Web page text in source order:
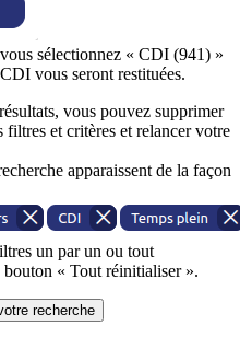
sélectionnez « CDI (941) »
vous seront restituées.
vous pouvez supprimer
filtres et critères et relancer votre
apparaissent de la façon
un par un ou tout
« Tout réinitialiser ».
recherche